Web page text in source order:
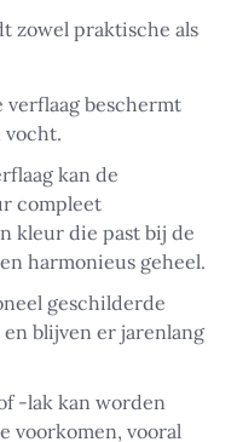
zowel praktische als
verflaag beschermt
vocht.
kan de
compleet
kleur die past bij de
harmonieus geheel.
geschilderde
blijven er jarenlang
-lak kan worden
voorkomen, vooral